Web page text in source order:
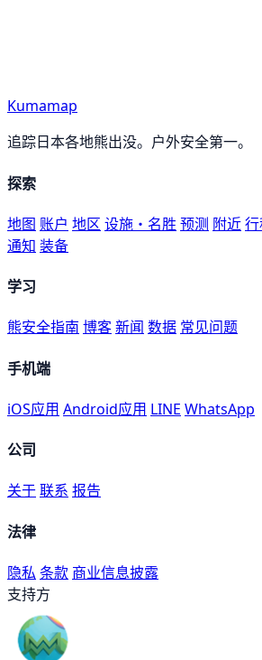
Kumamap
追踪日本各地熊出没。户外安全第一。
探索
地图 账户 地区 设施・名胜 预测 附近
通知 装备
学习
熊安全指南 博客新闻 数据 常见问题
手机端
iOS应用 Android应用 LINE WhatsApp
公司
关于联系 报告
法律
隐私 条款 商业信息披露
支持方